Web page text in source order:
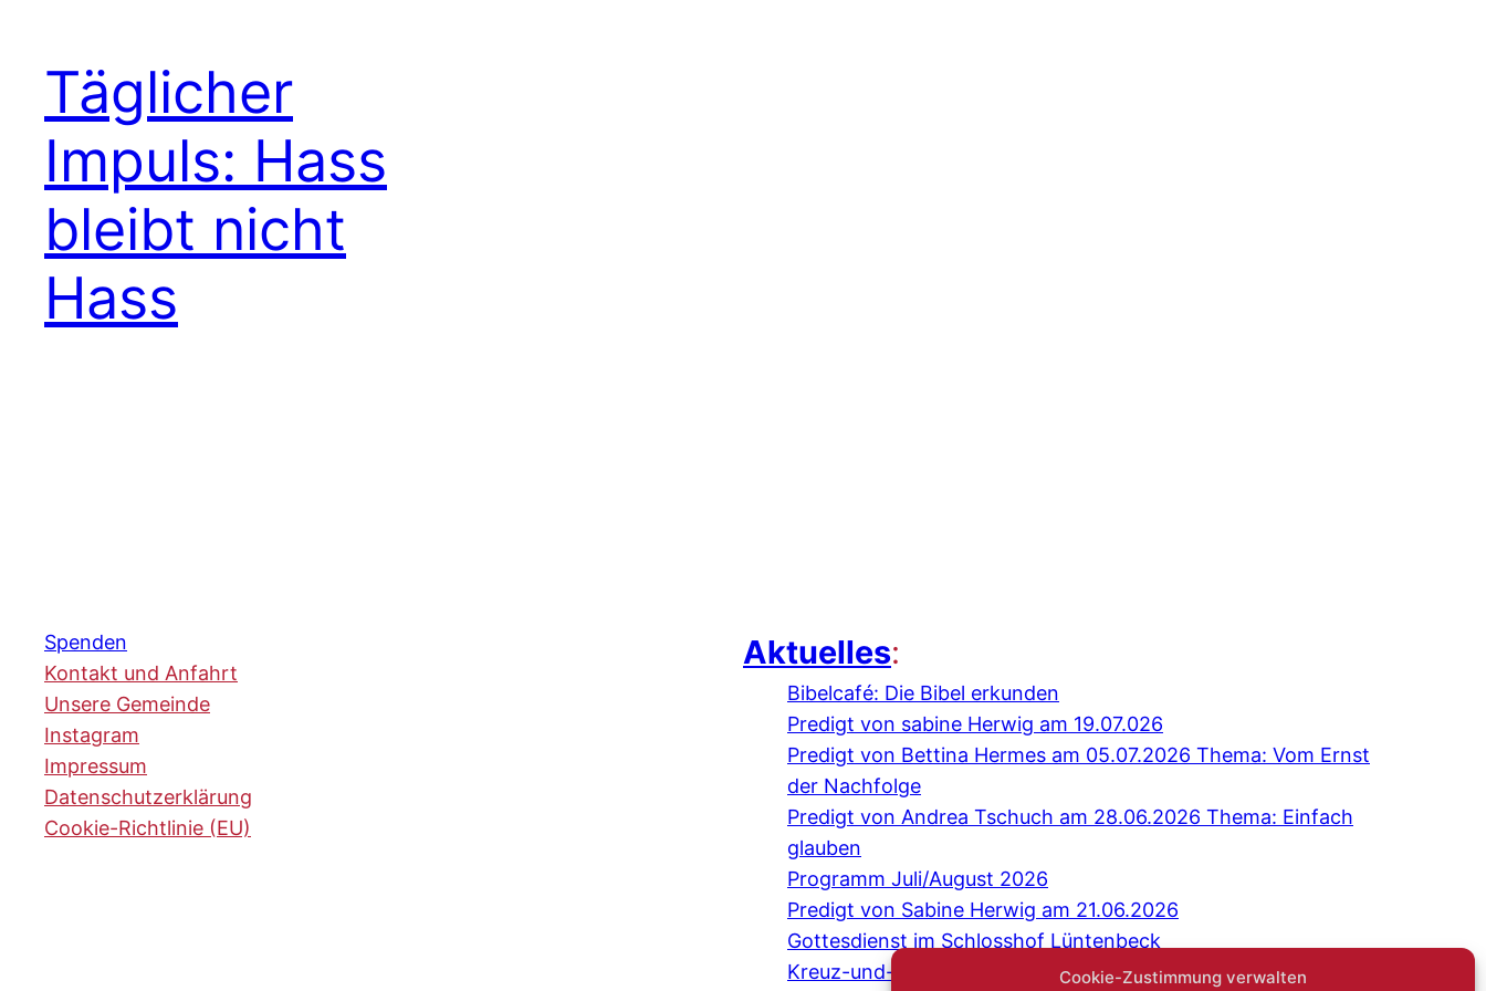
Cookie-Zustimmung verwalten
Täglicher
Impuls: Hass
bleibt nicht
Hass
Spenden
Kontakt und Anfahrt
Unsere Gemeinde
Instagram
Impressum
Datenschutzerklärung
Cookie-Richtlinie (EU)
Aktuelles:
Bibelcafé: Die Bibel erkunden
Predigt von sabine Herwig am 19.07.026
Predigt von Bettina Hermes am 05.07.2026 Thema: Vom Ernst
der Nachfolge
Predigt von Andrea Tschuch am 28.06.2026 Thema: Einfach
glauben
Programm Juli/August 2026
Predigt von Sabine Herwig am 21.06.2026
Gottesdienst im Schlosshof Lüntenbeck
Kreuz-und-quer-Gespräch: Niemand sagt gerne: Ich bin einsam